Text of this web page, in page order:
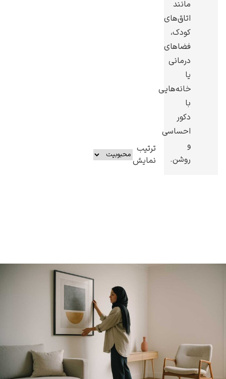
مانند
اتاق‌های
کودک،
فضاهای
درمانی
یا
خانه‌هایی
با
دکور
احساسی
و
روشن.
ترتیب
نمایش